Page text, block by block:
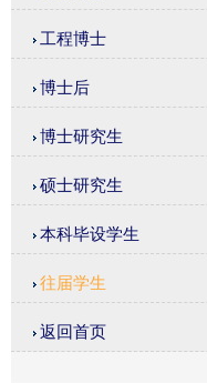
工程博士
博士后
博士研究生
硕士研究生
本科毕设学生
往届学生
返回首页